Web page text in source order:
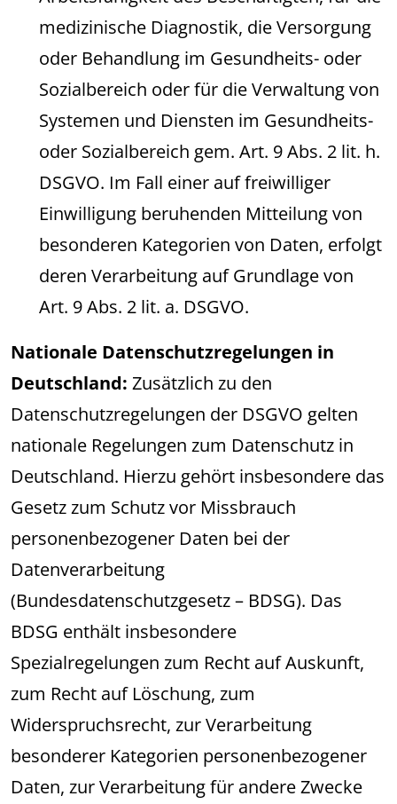
medizinische Diagnostik, die Versorgung
oder Behandlung im Gesundheits- oder
Sozialbereich oder für die Verwaltung von
Systemen und Diensten im Gesundheits-
oder Sozialbereich gem. Art. 9 Abs. 2 lit. h.
DSGVO. Im Fall einer auf freiwilliger
Einwilligung beruhenden Mitteilung von
besonderen Kategorien von Daten, erfolgt
deren Verarbeitung auf Grundlage von
Art. 9 Abs. 2 lit. a. DSGVO.
Nationale Datenschutzregelungen in
Deutschland: Zusätzlich zu den
Datenschutzregelungen der DSGVO gelten
nationale Regelungen zum Datenschutz in
Deutschland. Hierzu gehört insbesondere das
Gesetz zum Schutz vor Missbrauch
personenbezogener Daten bei der
Datenverarbeitung
(Bundesdatenschutzgesetz – BDSG). Das
BDSG enthält insbesondere
Spezialregelungen zum Recht auf Auskunft,
zum Recht auf Löschung, zum
Widerspruchsrecht, zur Verarbeitung
besonderer Kategorien personenbezogener
Daten, zur Verarbeitung für andere Zwecke